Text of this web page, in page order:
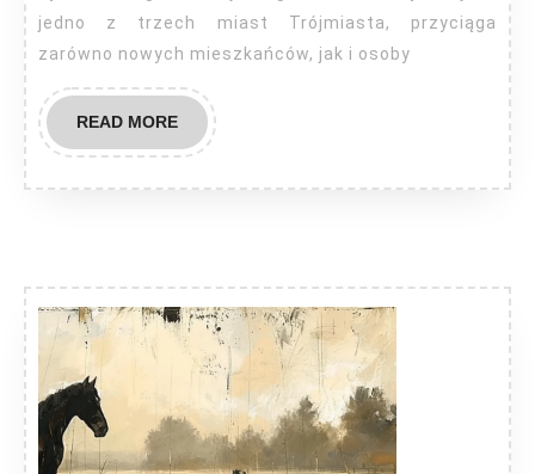
jedno z trzech miast Trójmiasta, przyciąga
zarówno nowych mieszkańców, jak i osoby
READ MOREREAD
MORE